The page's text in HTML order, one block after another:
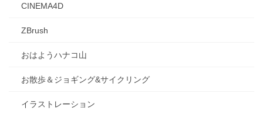
CINEMA4D
ZBrush
おはようハナコ山
お散歩＆ジョギング&サイクリング
イラストレーション